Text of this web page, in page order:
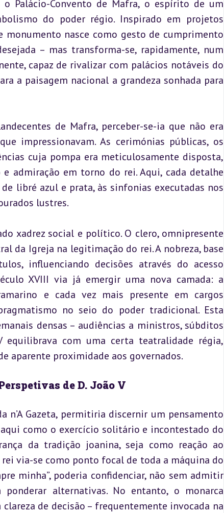
o Palácio-Convento de Mafra, o espírito de um
do poder régio. Inspirado em projetos
monumento nasce como gesto de cumprimento
– mas transforma-se, rapidamente, num
capaz de rivalizar com palácios notáveis do
a paisagem nacional a grandeza sonhada para
de Mafra, perceber-se-ia que não era
impressionavam. As cerimónias públicas, os
cuja pompa era meticulosamente disposta,
admiração em torno do rei. Aqui, cada detalhe
libré azul e prata, às sinfonias executadas nos
lustres.
xadrez social e político. O clero, omnipresente
da Igreja na legitimação do rei. A nobreza, base
influenciando decisões através do acesso
XVIII via já emergir uma nova camada: a
e cada vez mais presente em cargos
no seio do poder tradicional. Esta
densas – audiências a ministros, súbditos
com uma certa teatralidade régia,
aparente proximidade aos governados.
de D. João V
n’A Gazeta, permitiria discernir um pensamento
como o exercício solitário e incontestado do
da tradição joanina, seja como reação ao
via-se como ponto focal de toda a máquina do
minha”, poderia confidenciar, não sem admitir
alternativas. No entanto, o monarca
de decisão – frequentemente invocada na